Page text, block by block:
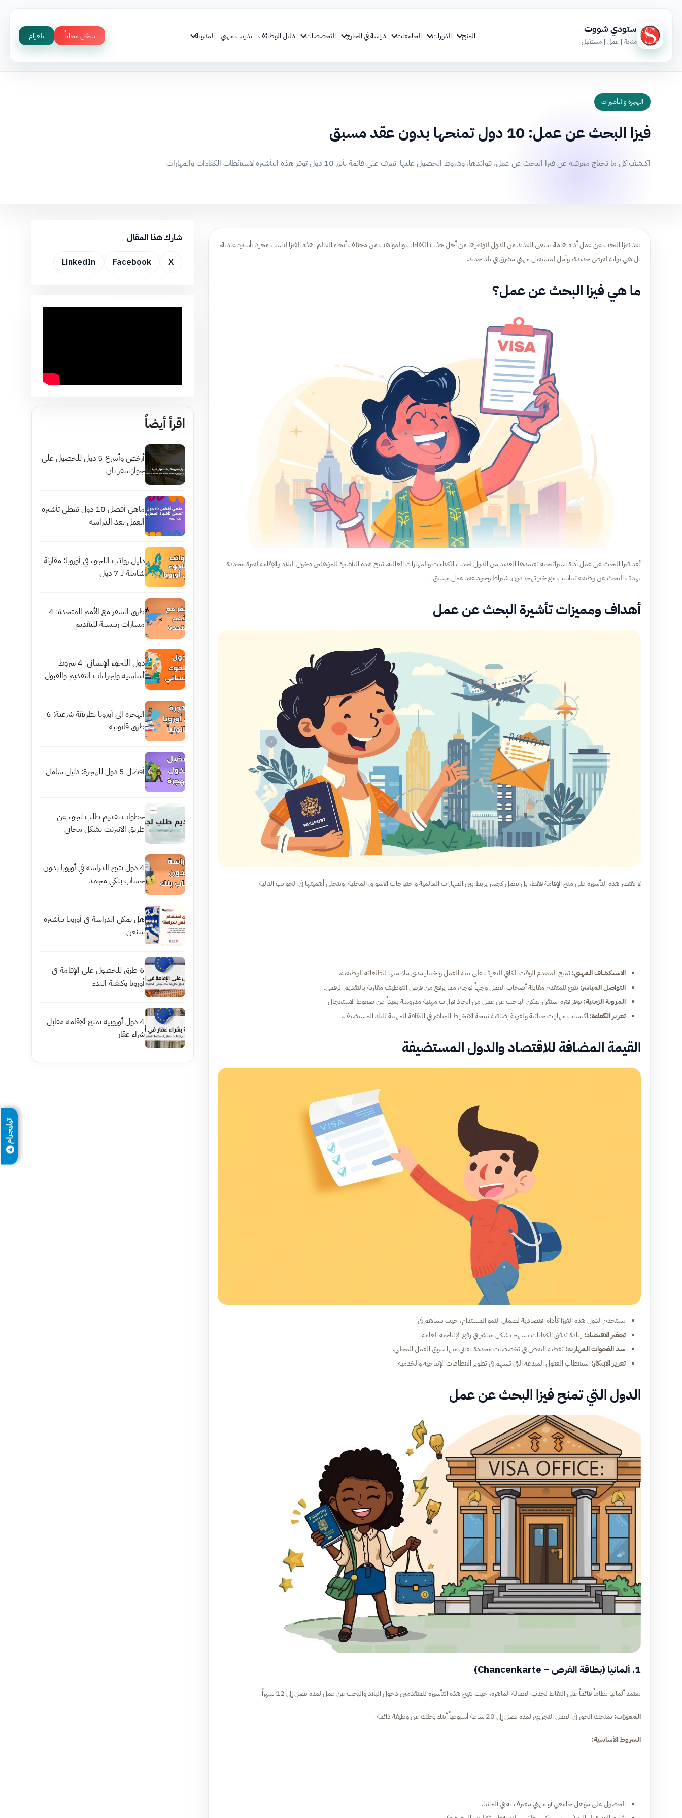
ستودي شووت
منحة | عمل | مستقبل
المنح الدورات الجامعات دراسة في الخارج التخصصات دليل الوظائف تدريب مهني المدونة سجّل مجاناً تلغرام
الهجرة والتأشيرات
فيزا البحث عن عمل: 10 دول تمنحها بدون عقد مسبق
اكتشف كل ما تحتاج معرفته عن فيزا البحث عن عمل، فوائدها، وشروط الحصول عليها. تعرف على قائمة بأبرز 10 دول توفر هذه التأشيرة لاستقطاب الكفاءات والمهارات
تعد فيزا البحث عن عمل أداة هامة تسعى العديد من الدول لتوفيرها من أجل جذب الكفاءات والمواهب من مختلف أنحاء العالم. هذه الفيزا ليست مجرد تأشيرة عادية،
بل هي بوابة لفرص جديدة، وأمل لمستقبل مهني مشرق في بلد جديد.
ما هي فيزا البحث عن عمل؟
تُعد فيزا البحث عن عمل أداة استراتيجية تعتمدها العديد من الدول لجذب الكفاءات والمهارات العالية. تتيح هذه التأشيرة للمؤهلين دخول البلاد والإقامة لفترة محددة
بهدف البحث عن وظيفة تتناسب مع خبراتهم، دون اشتراط وجود عقد عمل مسبق.
أهداف ومميزات تأشيرة البحث عن عمل
لا تقتصر هذه التأشيرة على منح الإقامة فقط، بل تعمل كجسر يربط بين المهارات العالمية واحتياجات الأسواق المحلية. وتتجلى أهميتها في الجوانب التالية:
الاستكشاف المهني:تمنح المتقدم الوقت الكافي للتعرف على بيئة العمل واختبار مدى ملاءمتها لتطلعاته الوظيفية.
التواصل المباشر:تتيح للمتقدم مقابلة أصحاب العمل وجهاً لوجه، مما يرفع من فرص التوظيف مقارنة بالتقديم الرقمي.
المرونة الزمنية:توفر فترة استقرار تمكن الباحث عن عمل من اتخاذ قرارات مهنية مدروسة بعيداً عن ضغوط الاستعجال.
تعزيز الكفاءة: اكتساب مهارات حياتية ولغوية إضافية نتيجة الانخراط المباشر في الثقافة المهنية للبلد المستضيف.
القيمة المضافة للاقتصاد والدول المستضيفة
تستخدم الدول هذه الفيزا كأداة اقتصادية لضمان النمو المستدام، حيث تساهم في:
تحفيز الاقتصاد: زيادة تدفق الكفاءات يسهم بشكل مباشر في رفع الإنتاجية العامة.
سد الفجوات المهارية:تغطية النقص في تخصصات محددة يعاني منها سوق العمل المحلي.
تعزيز الابتكار: استقطاب العقول المبدعة التي تسهم في تطوير القطاعات الإنتاجية والخدمية.
الدول التي تمنح فيزا البحث عن عمل
1. ألمانيا (بطاقة الفرص – Chancenkarte)
تعتمد ألمانيا نظاماً قائماً على النقاط لجذب العمالة الماهرة، حيث تتيح هذه التأشيرة للمتقدمين دخول البلاد والبحث عن عمل لمدة تصل إلى 12 شهراً.
المميزات:تمنحك الحق في العمل التجريبي لمدة تصل إلى 20 ساعة أسبوعياً أثناء بحثك عن وظيفة دائمة.
الشروط الأساسية:
الحصول على مؤهل جامعي أو مهني معترف به في ألمانيا.
شارك هذا المقال
X
Facebook
LinkedIn
اقرأ أيضاً
أرخص وأسرع 5 دول للحصول على
جواز سفر ثان
ماهي أفضل 10 دول تعطي تأشيرة
العمل بعد الدراسة
دليل رواتب اللجوء في أوروبا: مقارنة
شاملة لـ 7 دول
طرق السفر مع الأمم المتحدة: 4
مسارات رئيسية للتقديم
دول اللجوء الإنساني: 4 شروط
أساسية وإجراءات التقديم والقبول
الهجرة الى أوروبا بطريقة شرعية: 6
طرق قانونية
أفضل 5 دول للهجرة: دليل شامل
خطوات تقديم طلب لجوء عن
طريق الانترنت بشكل مجاني
4 دول تتيح الدراسة في أوروبا بدون
حساب بنكي مجمد
هل يمكن الدراسة في أوروبا بتأشيرة
شنغن
6 طرق للحصول على الإقامة في
أوروبا وكيفية البدء
4 دول أوروبية تمنح الإقامة مقابل
شراء عقار
تيليجرام